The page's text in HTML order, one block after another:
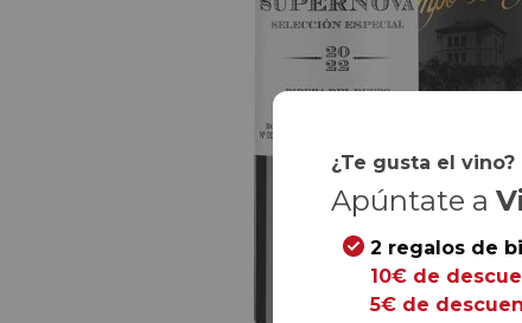
¿Te gusta el vino?
Apúntate a
2 regalos de
10€ de
5€ de